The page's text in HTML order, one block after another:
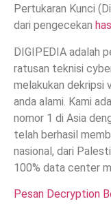
Pertukaran Kunci
dari pengecekan
DIGIPEDIA adalah
ratusan teknisi
melakukan dekripsi
anda alami. Kami
nomor 1 di Asia
telah berhasil
nasional, dari
100% data center
Pesan Decryption